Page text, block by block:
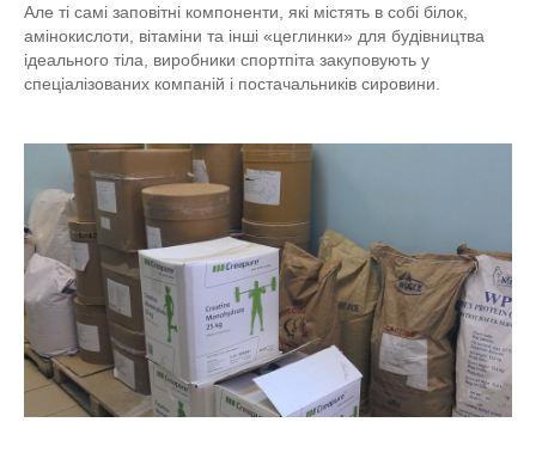
Але ті самі заповітні компоненти, які містять в собі білок,
амінокислоти, вітаміни та інші «цеглинки» для будівництва
ідеального тіла, виробники спортпіта закуповують у
спеціалізованих компаній і постачальників сировини.